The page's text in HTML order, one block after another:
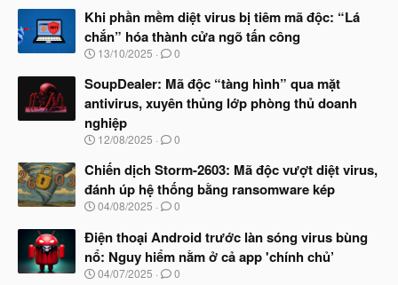
à
y
b
ắ
đ
ầ
u
Khi phần mềm diệt virus bị tiêm mã độc: “Lá
chắn” hóa thành cửa ngõ tấn công
N
à
b
ắ
t
ầ
u
13/10/2025 0
SoupDealer: Mã độc “tàng hình” qua mặt
antivirus, xuyên thủng lớp phòng thủ doanh
nghiệp
N
à
b
ắ
đ
ầ
u
12/08/2025 0
Chiến dịch Storm-2603: Mã độc vượt diệt virus,
đánh úp hệ thống bằng ransomware kép
N
à
y
b
ắ
04/08/2025 0
Điện thoại Android trước làn sóng virus bùng
nổ: Nguy hiểm nằm ở cả app 'chính chủ’
N
04/07/2025 0